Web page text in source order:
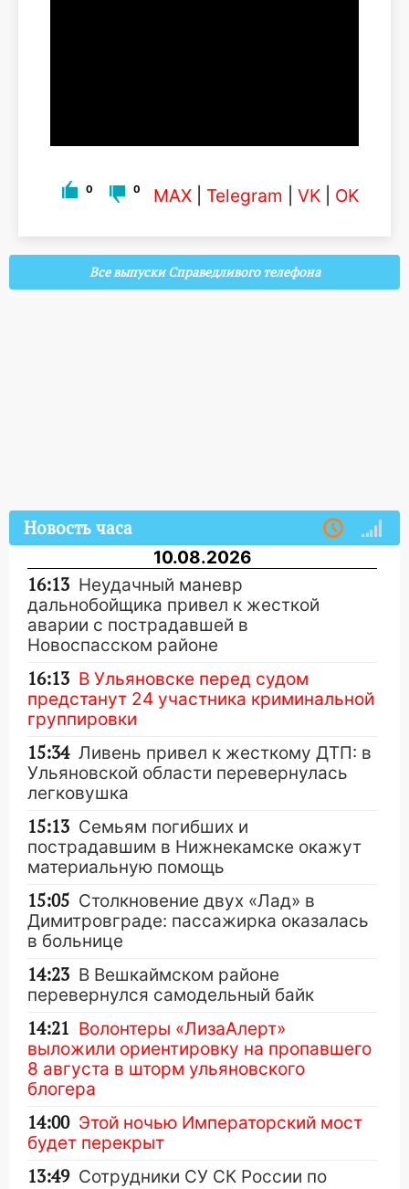
0 0 MAX Telegram VK OK
Все выпуски Справедливого телефона
Новость часа
10.08.2026
16:13 Неудачный маневр
дальнобойщика привел к жесткой
аварии с пострадавшей в
Новоспасском районе
16:13 В Ульяновске перед судом
предстанут 24 участника криминальной
группировки
15:34 Ливень привел к жесткому ДТП: в
Ульяновской области перевернулась
легковушка
15:13 Семьям погибших и
пострадавшим в Нижнекамске окажут
материальную помощь
15:05 Столкновение двух «Лад» в
Димитровграде: пассажирка оказалась
в больнице
14:23 В Вешкаймском районе
перевернулся самодельный байк
14:21 Волонтеры «ЛизаАлерт»
выложили ориентировку на пропавшего
8 августа в шторм ульяновского
блогера
14:00 Этой ночью Императорский мост
будет перекрыт
13:49 Сотрудники СУ СК России по